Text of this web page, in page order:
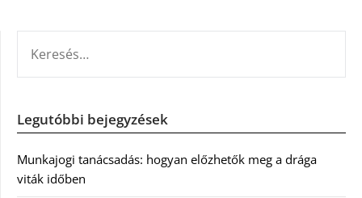
Legutóbbi bejegyzések
Munkajogi tanácsadás: hogyan előzhetők meg a drága
viták időben